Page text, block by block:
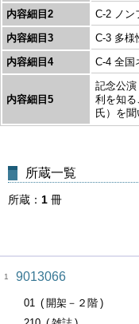
内容細目2
C-2 ノン
内容細目3
C-3 多様
内容細目4
C-4 全国
内容細目5
記念公
利を知
氏）を
所蔵一覧
所蔵 1 冊
1 9013066
01
開架－２階